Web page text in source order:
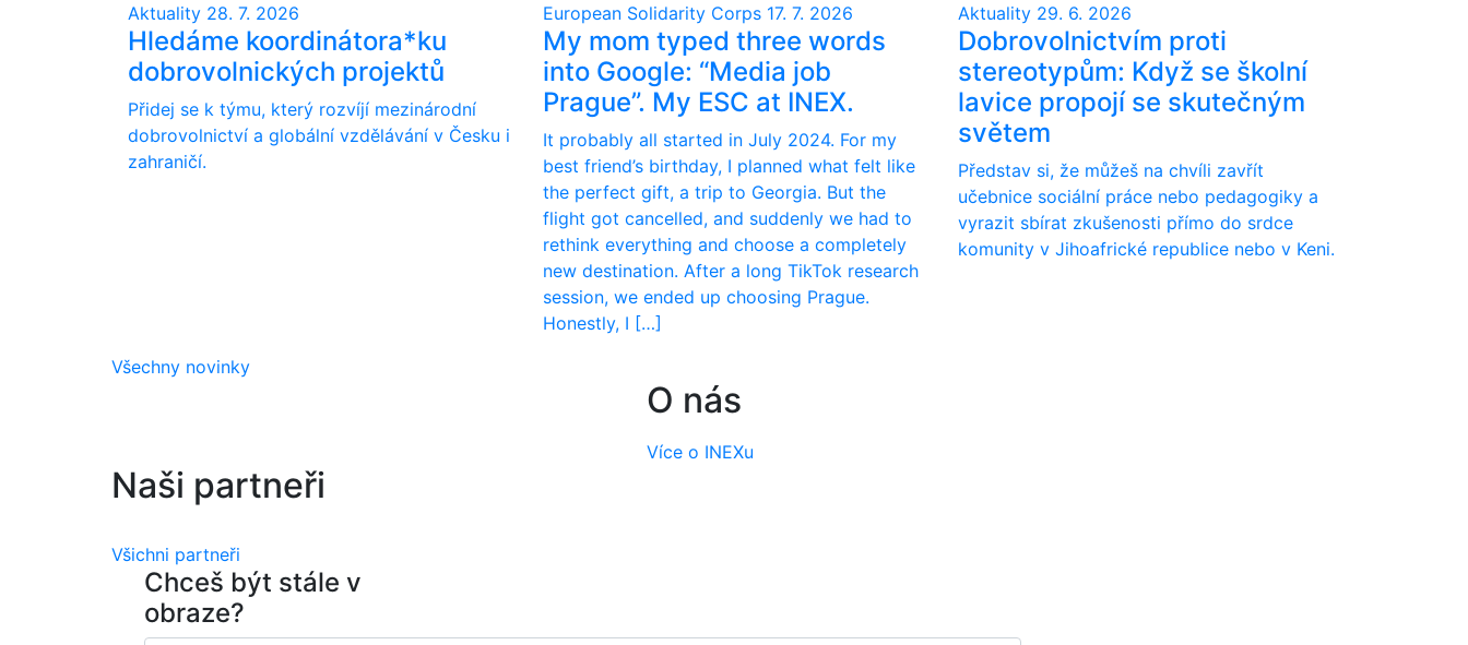
Aktuality 28. 7. 2026
Hledáme koordinátora*ku
dobrovolnických projektů
Přidej se k týmu, který rozvíjí mezinárodní
dobrovolnictví a globální vzdělávání v Česku i
zahraničí.
European Solidarity Corps 17. 7. 2026
My mom typed three words
into Google: “Media job
Prague”. My ESC at INEX.
It probably all started in July 2024. For my
best friend’s birthday, I planned what felt like
the perfect gift, a trip to Georgia. But the
flight got cancelled, and suddenly we had to
rethink everything and choose a completely
new destination. After a long TikTok research
session, we ended up choosing Prague.
Honestly, I […]
Aktuality 29. 6. 2026
Dobrovolnictvím proti
stereotypům: Když se školní
lavice propojí se skutečným
světem
Představ si, že můžeš na chvíli zavřít
učebnice sociální práce nebo pedagogiky a
vyrazit sbírat zkušenosti přímo do srdce
komunity v Jihoafrické republice nebo v Keni.
Všechny novinky
O nás
Více o INEXu
Naši partneři
Všichni partneři
Chceš být stále v
obraze?